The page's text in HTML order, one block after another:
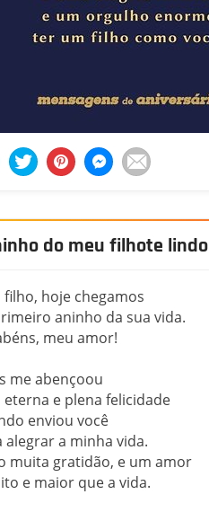
do meu filhote lindo
filho, hoje chegamos
aninho da sua vida.
meu amor!
me abençoou
eterna e plena felicidade
enviou você
alegrar a minha vida.
muita gratidão, e um amor
e maior que a vida.